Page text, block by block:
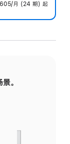
月 (24 期) 起
。